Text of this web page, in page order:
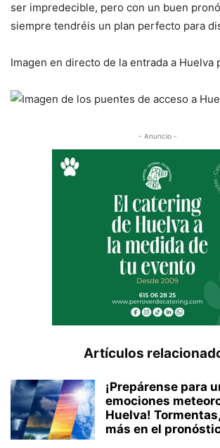
ser impredecible, pero con un buen
siempre tendréis un plan perfecto para
Imagen en directo de la entrada a Huelva
- Anuncio -
Artículos
¡Prepárense para
emociones
Huelva!
más en el